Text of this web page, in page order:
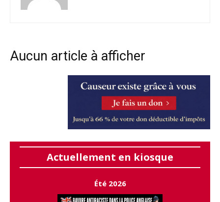
Aucun article à afficher
Actuellement en kiosque
Été 2026